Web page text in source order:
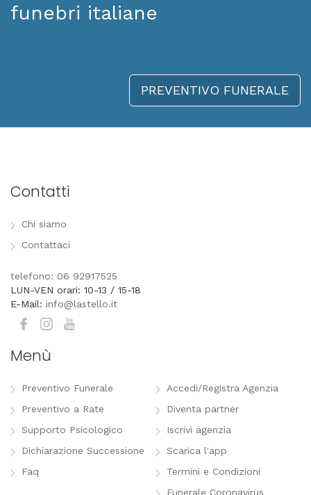
funebri italiane
PREVENTIVO FUNERALE
Contatti
Chi siamo
Contattaci
telefono: 06 92917525
LUN-VEN orari: 10-13 / 15-18
E-Mail: info@lastello.it
Menù
Preventivo Funerale
Preventivo a Rate
Supporto Psicologico
Dichiarazione Successione
Faq
Accedi/Registra Agenzia
Diventa partner
Iscrivi agenzia
Scarica l'app
Termini e Condizioni
Funerale Coronavirus